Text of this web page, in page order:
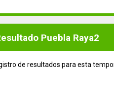
Puebla Raya2
de resultados para esta